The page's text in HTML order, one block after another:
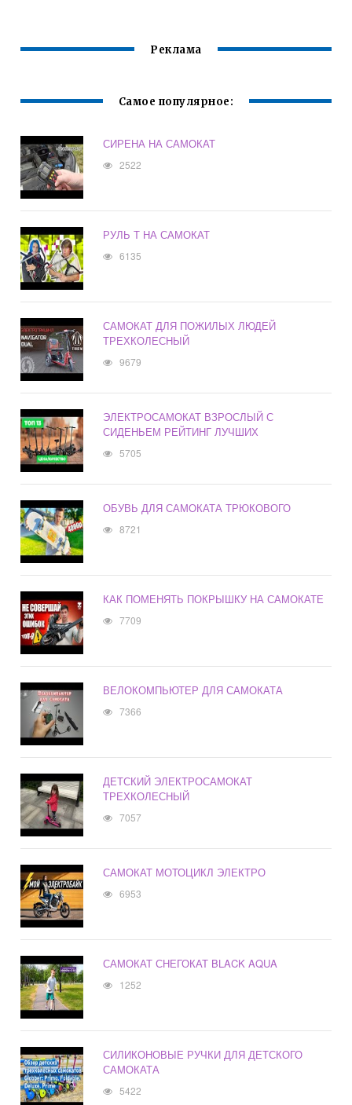
Реклама
Самое популярное:
СИРЕНА НА САМОКАТ
2522
РУЛЬ Т НА САМОКАТ
6135
САМОКАТ ДЛЯ ПОЖИЛЫХ ЛЮДЕЙ
ТРЕХКОЛЕСНЫЙ
9679
ЭЛЕКТРОСАМОКАТ ВЗРОСЛЫЙ С
СИДЕНЬЕМ РЕЙТИНГ ЛУЧШИХ
5705
ОБУВЬ ДЛЯ САМОКАТА ТРЮКОВОГО
8721
КАК ПОМЕНЯТЬ ПОКРЫШКУ НА САМОКАТЕ
7709
ВЕЛОКОМПЬЮТЕР ДЛЯ САМОКАТА
7366
ДЕТСКИЙ ЭЛЕКТРОСАМОКАТ
ТРЕХКОЛЕСНЫЙ
7057
САМОКАТ МОТОЦИКЛ ЭЛЕКТРО
6953
САМОКАТ СНЕГОКАТ BLACK AQUA
1252
СИЛИКОНОВЫЕ РУЧКИ ДЛЯ ДЕТСКОГО
САМОКАТА
5422